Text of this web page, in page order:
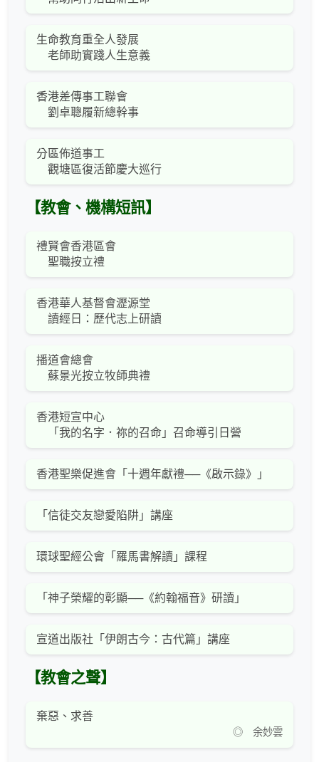
生命教育重全人發展
老師助實踐人生意義
香港差傳事工聯會
劉卓聰履新總幹事
分區佈道事工
觀塘區復活節慶大巡行
【教會、機構短訊】
禮賢會香港區會
聖職按立禮
香港華人基督會瀝源堂
讀經日：歷代志上研讀
播道會總會
蘇景光按立牧師典禮
香港短宣中心
「我的名字．祢的召命」召命導引日營
香港聖樂促進會「十週年獻禮──《啟示錄》」
「信徒交友戀愛陷阱」講座
環球聖經公會「羅馬書解讀」課程
「神子榮耀的彰顯──《約翰福音》研讀」
宣道出版社「伊朗古今：古代篇」講座
【教會之聲】
棄惡、求善
◎ 余妙雲